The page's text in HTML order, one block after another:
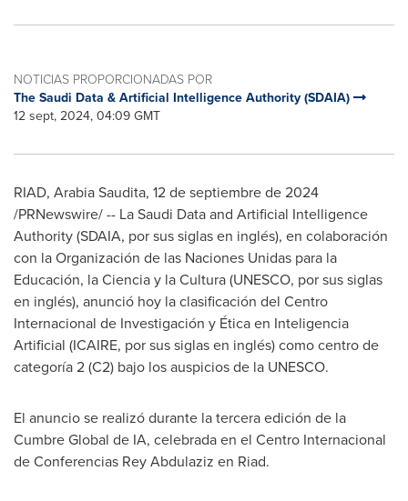
NOTICIAS PROPORCIONADAS POR
The Saudi Data & Artificial Intelligence Authority (SDAIA)
12 sept, 2024, 04:09 GMT
RIAD, Arabia Saudita, 12 de septiembre de 2024
/PRNewswire/ -- La Saudi Data and Artificial Intelligence
Authority (SDAIA, por sus siglas en inglés), en colaboración
con la Organización de las Naciones Unidas para la
Educación, la Ciencia y la Cultura (UNESCO, por sus siglas
en inglés), anunció hoy la clasificación del Centro
Internacional de Investigación y Ética en Inteligencia
Artificial (ICAIRE, por sus siglas en inglés) como centro de
categoría 2 (C2) bajo los auspicios de la UNESCO.
El anuncio se realizó durante la tercera edición de la
Cumbre Global de IA, celebrada en el Centro Internacional
de Conferencias Rey Abdulaziz en Riad.